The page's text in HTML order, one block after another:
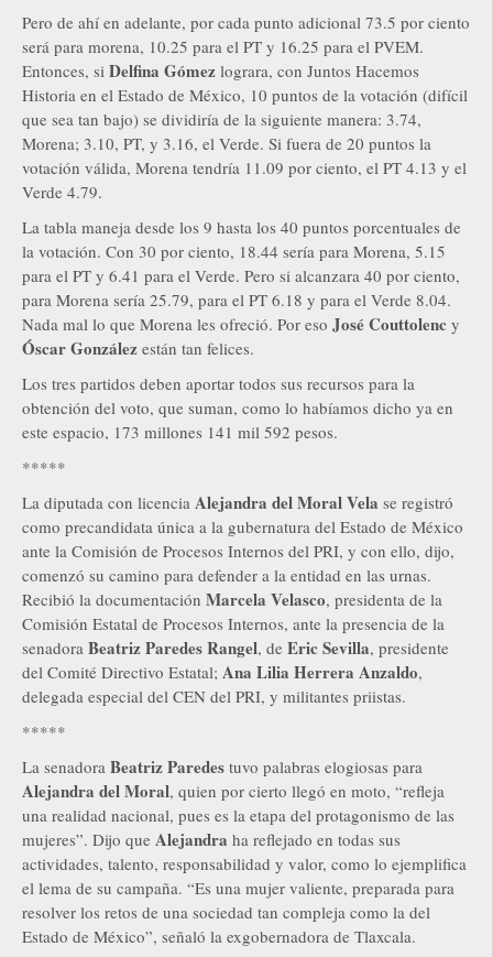
Pero de ahí en adelante, por cada punto adicional 73.5 por ciento
será para morena, 10.25 para el PT y 16.25 para el PVEM.
Entonces, si Delfina Gómez lograra, con Juntos Hacemos
Historia en el Estado de México, 10 puntos de la votación (difícil
que sea tan bajo) se dividiría de la siguiente manera: 3.74,
Morena; 3.10, PT, y 3.16, el Verde. Si fuera de 20 puntos la
votación válida, Morena tendría 11.09 por ciento, el PT 4.13 y el
Verde 4.79.
La tabla maneja desde los 9 hasta los 40 puntos porcentuales de
la votación. Con 30 por ciento, 18.44 sería para Morena, 5.15
para el PT y 6.41 para el Verde. Pero si alcanzara 40 por ciento,
para Morena sería 25.79, para el PT 6.18 y para el Verde 8.04.
Nada mal lo que Morena les ofreció. Por eso José Couttolenc y
Óscar González están tan felices.
Los tres partidos deben aportar todos sus recursos para la
obtención del voto, que suman, como lo habíamos dicho ya en
este espacio, 173 millones 141 mil 592 pesos.
*****
La diputada con licencia Alejandra del Moral Vela se registró
como precandidata única a la gubernatura del Estado de México
ante la Comisión de Procesos Internos del PRI, y con ello, dijo,
comenzó su camino para defender a la entidad en las urnas.
Recibió la documentación Marcela Velasco, presidenta de la
Comisión Estatal de Procesos Internos, ante la presencia de la
senadora Beatriz Paredes Rangel, de Eric Sevilla, presidente
del Comité Directivo Estatal; Ana Lilia Herrera Anzaldo,
delegada especial del CEN del PRI, y militantes priistas.
*****
La senadora Beatriz Paredes tuvo palabras elogiosas para
Alejandra del Moral, quien por cierto llegó en moto, “refleja
una realidad nacional, pues es la etapa del protagonismo de las
mujeres”. Dijo que Alejandra ha reflejado en todas sus
actividades, talento, responsabilidad y valor, como lo ejemplifica
el lema de su campaña. “Es una mujer valiente, preparada para
resolver los retos de una sociedad tan compleja como la del
Estado de México”, señaló la exgobernadora de Tlaxcala.